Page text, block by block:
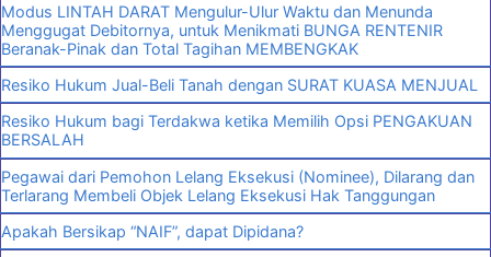
Modus LINTAH DARAT Mengulur-Ulur Waktu dan Menunda
Menggugat Debitornya, untuk Menikmati BUNGA RENTENIR
Beranak-Pinak dan Total Tagihan MEMBENGKAK
Resiko Hukum Jual-Beli Tanah dengan SURAT KUASA MENJUAL
Resiko Hukum bagi Terdakwa ketika Memilih Opsi PENGAKUAN
BERSALAH
Pegawai dari Pemohon Lelang Eksekusi (Nominee), Dilarang dan
Terlarang Membeli Objek Lelang Eksekusi Hak Tanggungan
Apakah Bersikap “NAIF”, dapat Dipidana?